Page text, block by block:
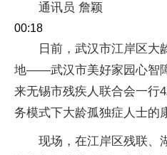
通讯员 詹颖
00:18
日前，武汉市江岸区大
地——武汉市美好家园心智
来无锡市残疾人联合会一行
务模式下大龄孤独症人士的
现场，在江岸区残联、